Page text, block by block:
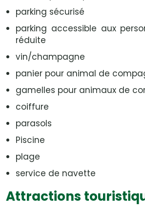
parking sécurisé
parking accessible aux
réduite
vin/champagne
panier pour animal de
gamelles pour animaux de
coiffure
parasols
Piscine
plage
service de navette
Attractions